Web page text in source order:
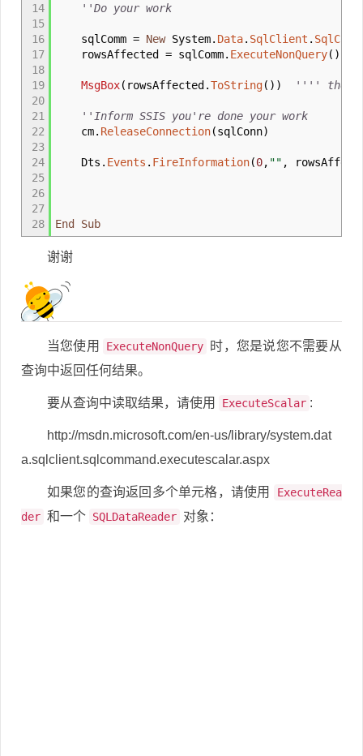
14
15
16
17
18
19
20
21
22
23
24
25
26
27
28
''Do your work
sqlComm = NewSystem. Data. SqlClient .
rowsAffected = sqlComm. ExecuteNonQuery( )
MsgBox( rowsAffected .ToString( ) ) '''' the
''Inform SSIS you're done your work
cm. ReleaseConnection(sqlConn)
Dts . Events . FireInformation(0, "" ,
End Sub
谢谢
当您使用 ExecuteNonQuery
时，您是说您不需要从
查询中返回任何结果。
要从查询中读取结果，请使用 ExecuteScalar :
http://msdn.microsoft.com/en-us/library/system.dat
a.sqlclient.sqlcommand.executescalar.aspx
如果您的查询返回多个单元格，请使用
ExecuteRea
der 和一个 SQLDataReader 对象：